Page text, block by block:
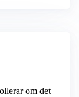
om det